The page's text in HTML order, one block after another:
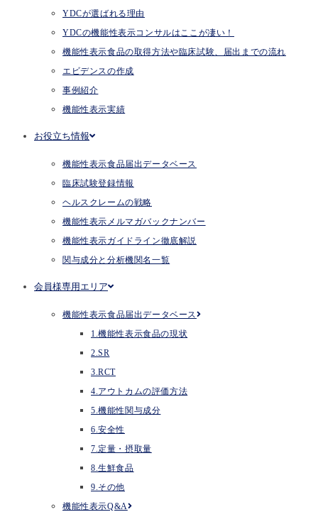
YDCが選ばれる理由
YDCの機能性表示コンサルはここが凄い！
機能性表示食品の取得方法や臨床試験、届出までの流れ
エビデンスの作成
事例紹介
機能性表示実績
お役立ち情報
機能性表示食品届出データベース
臨床試験登録情報
ヘルスクレームの戦略
機能性表示メルマガバックナンバー
機能性表示ガイドライン徹底解説
関与成分と分析機関名一覧
会員様専用エリア
機能性表示食品届出データベース
1.機能性表示食品の現状
2.SR
3.RCT
4.アウトカムの評価方法
5.機能性関与成分
6.安全性
7.定量・摂取量
8.生鮮食品
9.その他
機能性表示Q&A